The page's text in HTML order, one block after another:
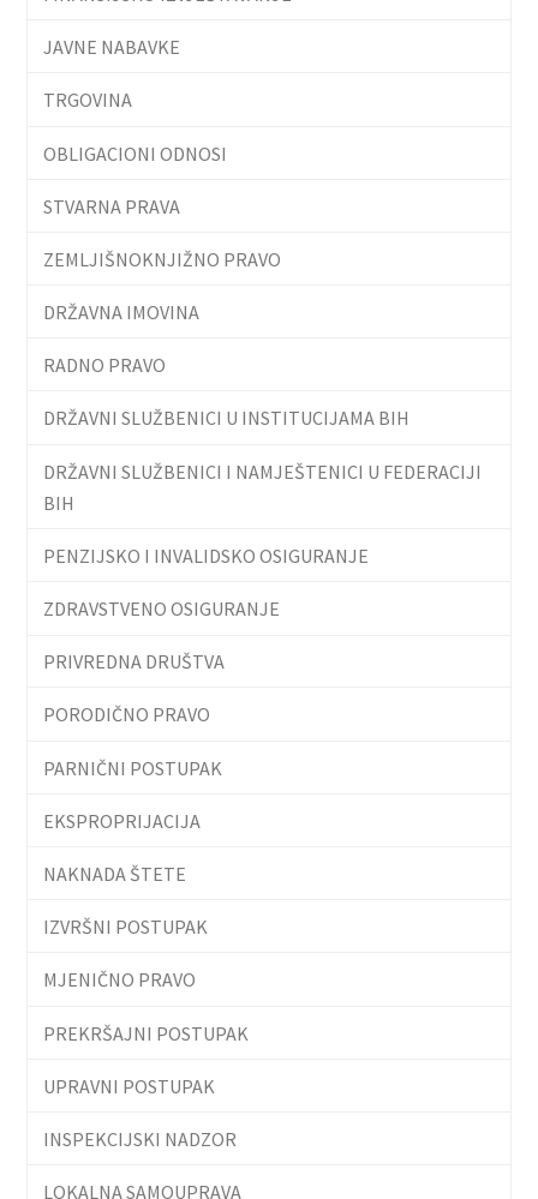
JAVNE NABAVKE
TRGOVINA
OBLIGACIONI ODNOSI
STVARNA PRAVA
ZEMLJIŠNOKNJIŽNO PRAVO
DRŽAVNA IMOVINA
RADNO PRAVO
DRŽAVNI SLUŽBENICI U INSTITUCIJAMA BIH
DRŽAVNI SLUŽBENICI I NAMJEŠTENICI U FEDERACIJI
BIH
PENZIJSKO I INVALIDSKO OSIGURANJE
ZDRAVSTVENO OSIGURANJE
PRIVREDNA DRUŠTVA
PORODIČNO PRAVO
PARNIČNI POSTUPAK
EKSPROPRIJACIJA
NAKNADA ŠTETE
IZVRŠNI POSTUPAK
MJENIČNO PRAVO
PREKRŠAJNI POSTUPAK
UPRAVNI POSTUPAK
INSPEKCIJSKI NADZOR
LOKALNA SAMOUPRAVA